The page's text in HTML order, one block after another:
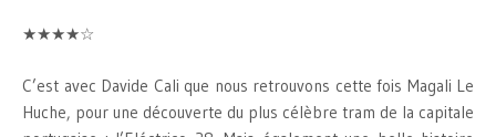
★★★★☆
C’est avec Davide Cali que nous retrouvons cette fois Magali Le
Huche, pour une découverte du plus célèbre tram de la capitale